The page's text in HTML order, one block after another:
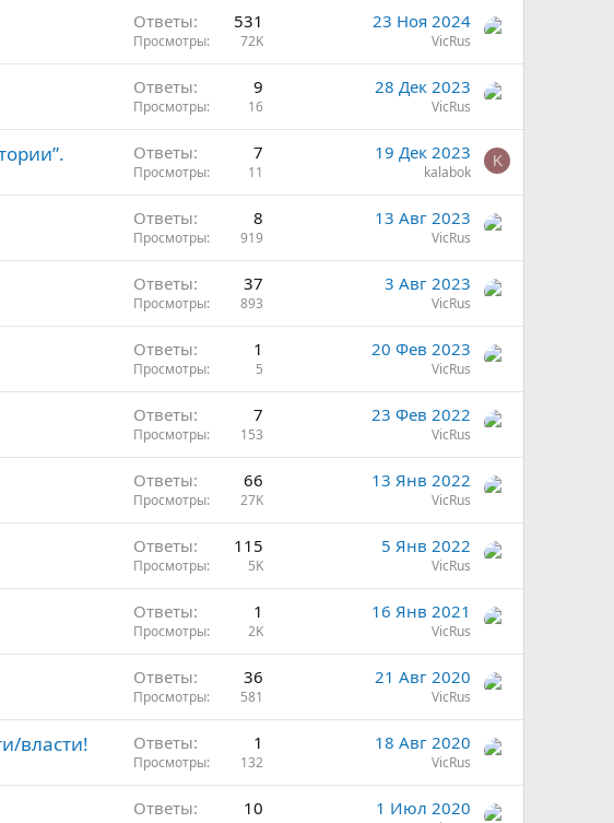
Ответы 531
Просмотры 72K
23 Ноя 2024
VicRus
Ответы 9
Просмотры 16
28 Дек 2023
VicRus
Ответы 7
Просмотры 11
19 Дек 2023
kalabok
K
Ответы 8
Просмотры 919
13 Авг 2023
VicRus
Ответы 37
Просмотры 893
3 Авг 2023
VicRus
Ответы 1
Просмотры 5
20 Фев 2023
VicRus
Ответы 7
Просмотры 153
23 Фев 2022
VicRus
Ответы 66
Просмотры 27K
13 Янв 2022
VicRus
Ответы 115
Просмотры 5K
5 Янв 2022
VicRus
Ответы 1
Просмотры 2K
16 Янв 2021
VicRus
Ответы 36
Просмотры 581
21 Авг 2020
VicRus
власти! Ответы 1
Просмотры 132
18 Авг 2020
VicRus
Ответы 10 1 Июл 2020